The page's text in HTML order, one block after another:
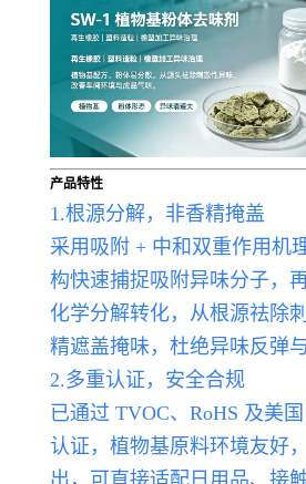
产品特性
1.根源分解，非香精掩盖
采用吸附 + 中和双重作用机
构快速捕捉吸附异味分子，
化学分解转化，从根源祛除
精遮盖掩味，杜绝异味反弹
2.多重认证，安全合规
已通过 TVOC、RoHS 及美
认证，植物基原料环境友好
出，可直接适配日用品、接